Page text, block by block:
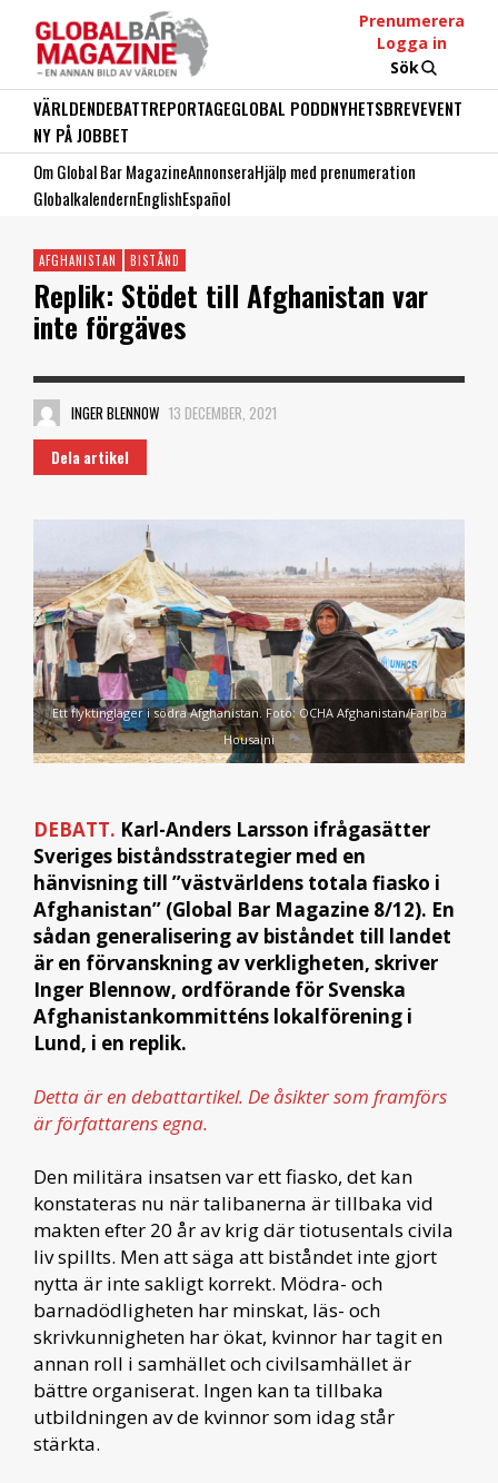
Prenumerera
Logga in
Sök
VÄRLDENDEBATTREPORTAGEGLOBAL PODDNYHETSBREVEVENT
NY PÅ JOBBET
Om Global Bar MagazineAnnonseraHjälp med prenumeration
GlobalkalendernEnglishEspañol
AFGHANISTAN BISTÅND
Replik: Stödet till Afghanistan var
inte förgäves
INGER BLENNOW 13 DECEMBER, 2021
Dela artikel
Ett flyktingläger i södra Afghanistan. Foto: OCHA Afghanistan/Fariba
Housaini
DEBATT. Karl-Anders Larsson ifrågasätter
Sveriges biståndsstrategier med en
hänvisning till ”västvärldens totala fiasko i
Afghanistan” (Global Bar Magazine 8/12). En
sådan generalisering av biståndet till landet
är en förvanskning av verkligheten, skriver
Inger Blennow, ordförande för Svenska
Afghanistankommitténs lokalförening i
Lund, i en replik.
Detta är en debattartikel. De åsikter som framförs
är författarens egna.
Den militära insatsen var ett fiasko, det kan
konstateras nu när talibanerna är tillbaka vid
makten efter 20 år av krig där tiotusentals civila
liv spillts. Men att säga att biståndet inte gjort
nytta är inte sakligt korrekt. Mödra- och
barnadödligheten har minskat, läs- och
skrivkunnigheten har ökat, kvinnor har tagit en
annan roll i samhället och civilsamhället är
bättre organiserat. Ingen kan ta tillbaka
utbildningen av de kvinnor som idag står
stärkta.